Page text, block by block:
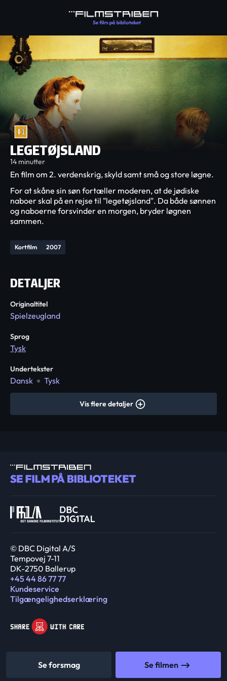
LEGETØJSLAND
14 minutter
Kortfilm 2007
En film om 2. verdenskrig, skyld samt små og store løgne.
For at skåne sin søn fortæller moderen, at de jødiske
naboer skal på en rejse til "legetøjsland". Da både sønnen
og naboerne forsvinder en morgen, bryder løgnen
sammen.
Se forsmag Se filmen
DETALJER
Originaltitel
Spielzeugland
Sprog
Tysk
Undertekster
Dansk Tysk
Vis flere detaljer
© DBC Digital A/S
Tempovej 7-11
DK-2750 Ballerup
+45 44 86 77 77
Kundeservice
Tilgængelighedserklæring